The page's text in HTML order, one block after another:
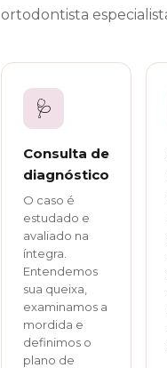
ortodontista
🩺
Consulta de
diagnóstico
O caso é
estudado e
avaliado na
íntegra.
Entendemos
sua queixa,
examinamos a
mordida e
definimos o
plano de